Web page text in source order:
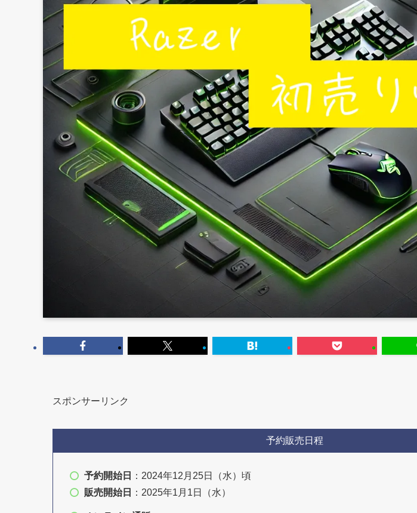
スポンサーリンク
予約販売日程
予約開始日
：2024年12月25日（水）頃
販売開始日
：2025年1月1日（水）